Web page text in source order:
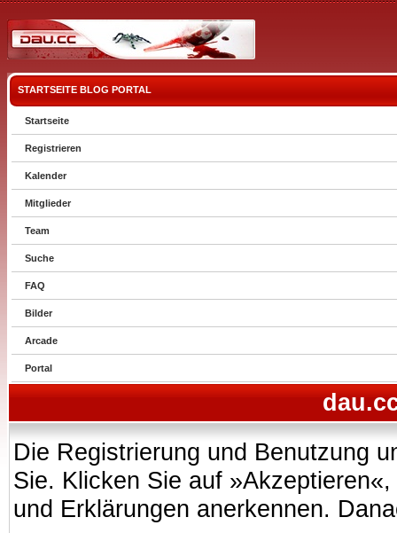
STARTSEITE BLOG PORTAL
Startseite
Registrieren
Kalender
Mitglieder
Team
Suche
FAQ
Bilder
Arcade
Portal
Die Registrierung und Benutzung
Sie. Klicken Sie auf
und Erklärungen anerkennen.